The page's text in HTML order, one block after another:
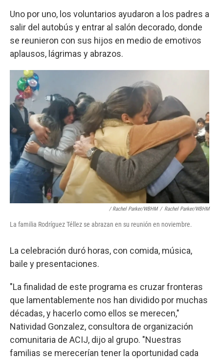
Uno por uno, los voluntarios ayudaron a los padres a
salir del autobús y entrar al salón decorado, donde
se reunieron con sus hijos en medio de emotivos
aplausos, lágrimas y abrazos.
/ Rachel Parker/WBHM / Rachel Parker/WBHM
La familia Rodríguez Téllez se abrazan en su reunión en noviembre.
La celebración duró horas, con comida, música,
baile y presentaciones.
"La finalidad de este programa es cruzar fronteras
que lamentablemente nos han dividido por muchas
décadas, y hacerlo como ellos se merecen,"
Natividad Gonzalez, consultora de organización
comunitaria de ACIJ, dijo al grupo. "Nuestras
familias se merecerían tener la oportunidad cada